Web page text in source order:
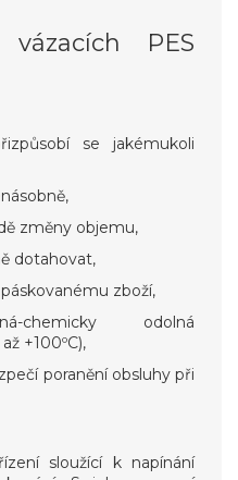
PES
se jakémukoli
změny objemu,
dotahovat,
zboží,
chemicky odolná
+100ºC),
poranění obsluhy při
sloužící k napínání